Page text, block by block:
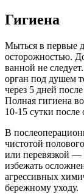
Гигиена
Мыться в первые
осторожностью.
ванной не
орган под душем
через 5 дней
Полная гигиена
10-15 сутки после
В
чистотой
или перевязкой —
избежать
агрессивных
бережному уходу.